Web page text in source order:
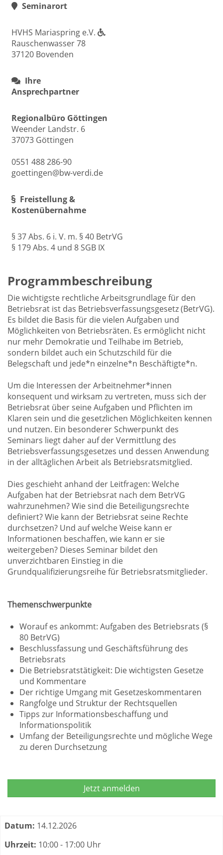
Seminarort
HVHS Mariaspring e.V.
Rauschenwasser 78
37120 Bovenden
Ihre
Ansprechpartner
Regionalbüro Göttingen
Weender Landstr. 6
37073 Göttingen
0551 488 286-90
goettingen@bw-verdi.de
Freistellung &
Kostenübernahme
§ 37 Abs. 6 i. V. m. § 40 BetrVG
§ 179 Abs. 4 und 8 SGB IX
Programmbeschreibung
Die wichtigste rechtliche Arbeitsgrundlage für den
Betriebsrat ist das Betriebsverfassungsgesetz (BetrVG).
Es bildet die Basis für die vielen Aufgaben und
Möglichkeiten von Betriebsräten. Es ermöglicht nicht
nur mehr Demokratie und Teilhabe im Betrieb,
sondern bildet auch ein Schutzschild für die
Belegschaft und jede*n einzelne*n Beschäftigte*n.
Um die Interessen der Arbeitnehmer*innen
konsequent und wirksam zu vertreten, muss sich der
Betriebsrat über seine Aufgaben und Pflichten im
Klaren sein und die gesetzlichen Möglichkeiten kennen
und nutzen. Ein besonderer Schwerpunkt des
Seminars liegt daher auf der Vermittlung des
Betriebsverfassungsgesetzes und dessen Anwendung
in der alltäglichen Arbeit als Betriebsratsmitglied.
Dies geschieht anhand der Leitfragen: Welche
Aufgaben hat der Betriebsrat nach dem BetrVG
wahrzunehmen? Wie sind die Beteiligungsrechte
definiert? Wie kann der Betriebsrat seine Rechte
durchsetzen? Und auf welche Weise kann er
Informationen beschaffen, wie kann er sie
weitergeben? Dieses Seminar bildet den
unverzichtbaren Einstieg in die
Grundqualifizierungsreihe für Betriebsratsmitglieder.
Themenschwerpunkte
Worauf es ankommt: Aufgaben des Betriebsrats (§
80 BetrVG)
Beschlussfassung und Geschäftsführung des
Betriebsrats
Die Betriebsratstätigkeit: Die wichtigsten Gesetze
und Kommentare
Der richtige Umgang mit Gesetzeskommentaren
Rangfolge und Struktur der Rechtsquellen
Tipps zur Informationsbeschaffung und
Informationspolitik
Umfang der Beteiligungsrechte und mögliche Wege
zu deren Durchsetzung
Jetzt anmelden
Termine zum dieser Kurs
Datum: 14.12.2026
Uhrzeit: 10:00 - 17:00 Uhr